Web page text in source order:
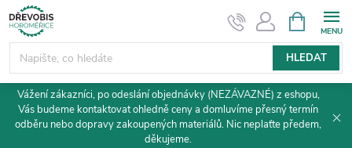
Přejít
na
obsah
HLEDAT
NÁKUPNÍ
KOŠÍK
Vážení zákazníci, po odeslání objednávky (NEZÁVAZNÉ) z eshopu,
Vás budeme kontaktovat ohledně ceny a domluvíme přesný termín
odběru nebo dopravy zakoupených materiálů. Nic neplaťte předem,
děkujeme.